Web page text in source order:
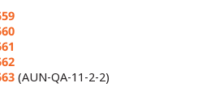
(AUN-QA-11-2-2)